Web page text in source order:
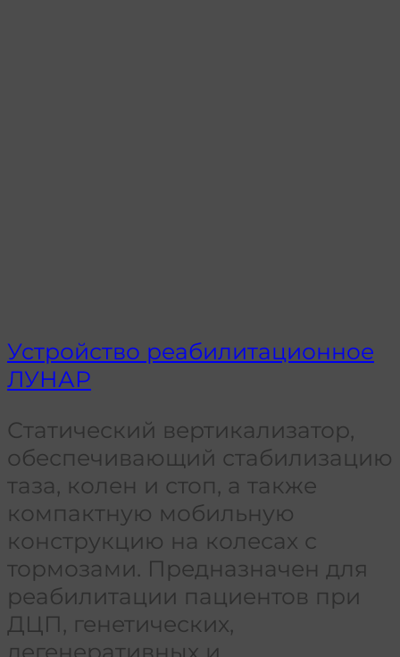
Устройство реабилитационное
ЛУНАР
Статический вертикализатор,
обеспечивающий стабилизацию
таза, колен и стоп, а также
компактную мобильную
конструкцию на колесах с
тормозами. Предназначен для
реабилитации пациентов при
ДЦП, генетических,
дегенеративных и